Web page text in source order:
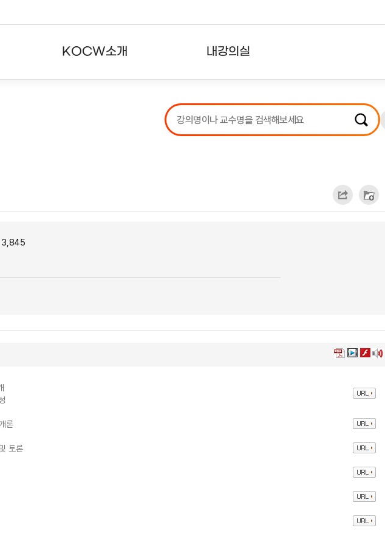
KOCW소개 내강의실
강의리스트
수강확인증강의
3,845
론
토론